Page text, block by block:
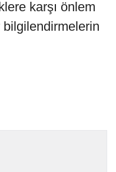
karşı önlem
bilgilendirmelerin